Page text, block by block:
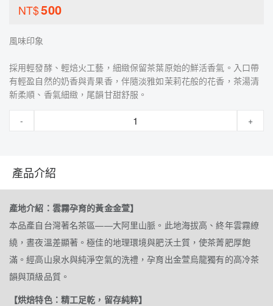
NT$500
風味印象
採用輕發酵、輕焙火工藝，細緻保留茶葉原始的鮮活香氣。入口帶
有輕盈自然的奶香與青果香，伴隨淡雅如茉莉花般的花香，茶湯清
新柔順、香氣細緻，尾韻甘甜舒服。
- +
產品介紹
產地介紹：雲霧孕育的黃金金萱】
本品產自台灣著名茶區——大阿里山脈。此地海拔高、終年雲霧繚
繞，晝夜溫差顯著。極佳的地理環境與肥沃土質，使茶菁肥厚飽
滿。經高山泉水與純淨空氣的洗禮，孕育出金萱烏龍獨有的高冷茶
韻與頂級品質。
【烘焙特色：精工足乾，留存純粹】